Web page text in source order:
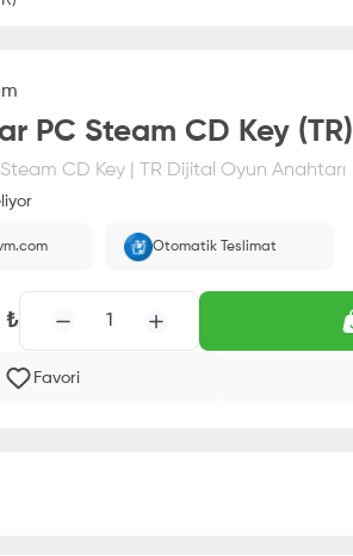
PC Steam CD Key (TR)
CD Key | TR Dijital Oyun Anahtarı
Otomatik Teslimat
₺ 1
Favori